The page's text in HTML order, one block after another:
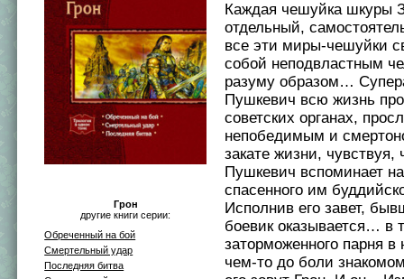
Грон
другие книги серии:
Обреченный на бой
Смертельный удар
Последняя битва
Каждая чешуйка шкуры
отдельный,
все эти миры-чешуйки
собой неподвластным
разуму образом…
Пушкевич всю жизнь
советских органах,
непобедимым и
закате жизни, чувствуя,
Пушкевич вспоминает
спасенного им
Исполнив его завет,
боевик оказывается… в
заторможенного парня
чем-то до боли